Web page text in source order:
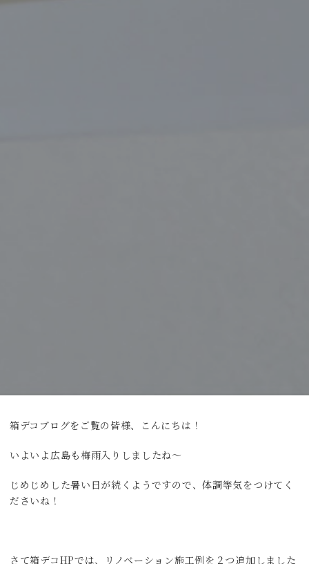
箱デコブログをご覧の皆様、こんにちは！
いよいよ広島も梅雨入りしましたね～
じめじめした暑い日が続くようですので、体調等気をつけてく
ださいね！
さて箱デコHPでは、リノベーション施工例を２つ追加しました